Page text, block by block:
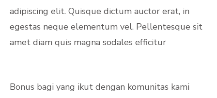
adipiscing elit. Quisque dictum auctor erat, in
egestas neque elementum vel. Pellentesque sit
amet diam quis magna sodales efficitur
Bonus bagi yang ikut dengan komunitas kami